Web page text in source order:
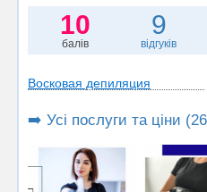
10
балів
9
відгуків
Восковая депиляция
➡️ Усі послуги та ціни